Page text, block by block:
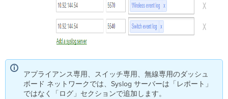
アプライアンス専用、スイッチ専用、無線専用のダッシュ
ボード ネットワークでは、Syslog サーバーは「レポート」
ではなく「ログ」セクションで追加します。